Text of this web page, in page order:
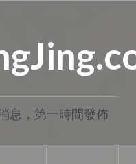
息，第一時間發佈